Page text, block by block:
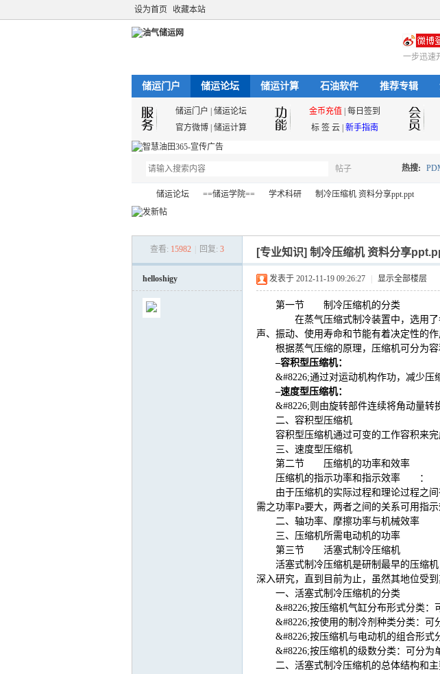
设为首页 收藏本站
一步迅速
储运门户 储运论坛 储运计算 石油软件 推荐专辑
储运门户 储运论坛 金币充值 每日签到
官方微博 储运计算 标 签 云 新手指南
帖子
搜
索
热搜:
油气储运
储运论坛
›
==储运学院== 学术科研
›
制冷压缩机 资料分享ppt.ppt
查看: 15982 回复: 3 [专业知识] 制冷压缩机 资料分享
helloshigy 发表于 2012-11-19 09:26:27 显示全部楼层
第一节
制冷压缩机的分类
在蒸气压缩式制冷装置中，选用
声、振动、使用寿命和节能有着决定性的作
根据蒸气压缩的原理，压缩机可分为
–容积型压缩机：
&#8226;通过对运动机构作功，减少压
–速度型压缩机：
&#8226;则由旋转部件连续将角动量转
二、容积型压缩机
容积型压缩机通过可变的工作容积来完
三、速度型压缩机
第二节
压缩机的功率和效率
压缩机的指示功率和指示效率
：
由于压缩机的实际过程和理论过程之
需之功率Pa要大，两者之间的关系可用指
二、轴功率、摩擦功率与机械效率
三、压缩机所需电动机的功率
第三节
活塞式制冷压缩机
活塞式制冷压缩机是研制最早的压缩
深入研究，直到目前为止，虽然其地位受
一、活塞式制冷压缩机的分类
&#8226;按压缩机气缸分布形式分类：
&#8226;按使用的制冷剂种类分类：可
&#8226;按压缩机与电动机的组合形式
&#8226;按压缩机的级数分类：可分为
二、活塞式制冷压缩机的总体结构和